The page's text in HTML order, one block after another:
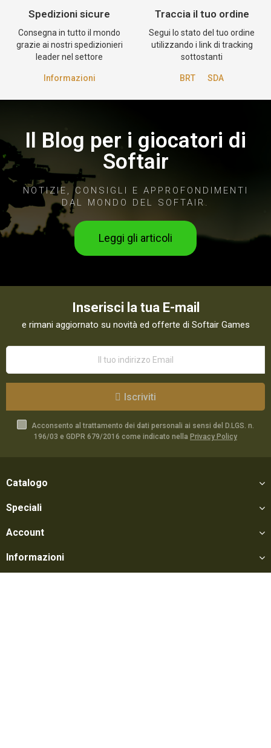
Spedizioni sicure
Consegna in tutto il mondo
grazie ai nostri spedizionieri
leader nel settore
Informazioni
Traccia il tuo ordine
Segui lo stato del tuo ordine
utilizzando i link di tracking
sottostanti
BRT SDA
Il Blog per i giocatori di
Softair
NOTIZIE, CONSIGLI E APPROFONDIMENTI
DAL MONDO DEL SOFTAIR.
Leggi gli articoli
Inserisci la tua E-mail
e rimani aggiornato su novità ed offerte di Softair Games
Iscriviti
Acconsento al trattamento dei dati personali ai sensi del D.LGS. n.
196/03 e GDPR 679/2016 come indicato nella Privacy Policy
Catalogo
Speciali
Account
Informazioni